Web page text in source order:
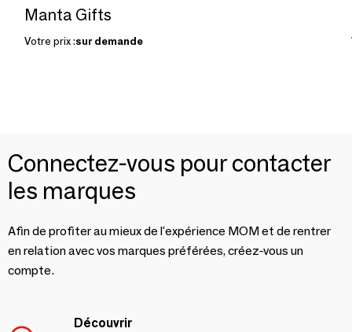
Manta Gifts
Votre prix :sur demande
Connectez-vous pour contacter
les marques
Afin de profiter au mieux de l'expérience MOM et de rentrer
en relation avec vos marques préférées, créez-vous un
compte.
Découvrir